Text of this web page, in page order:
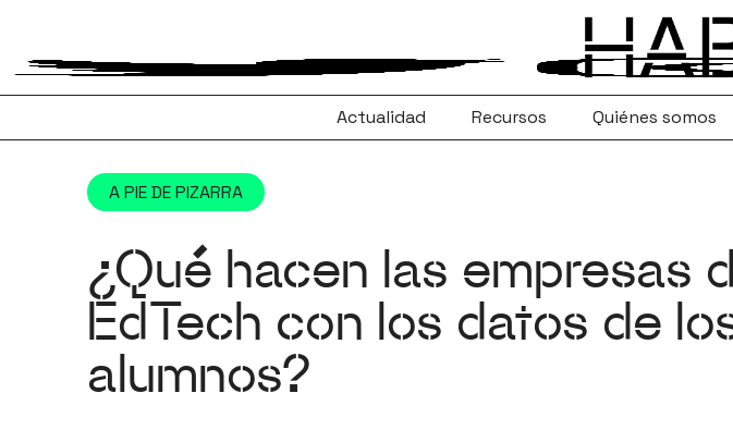
contenido
Actualidad Recursos Quiénes somos
A PIE DE PIZARRA
¿Qué hacen las empresas
EdTech con los datos de
alumnos?